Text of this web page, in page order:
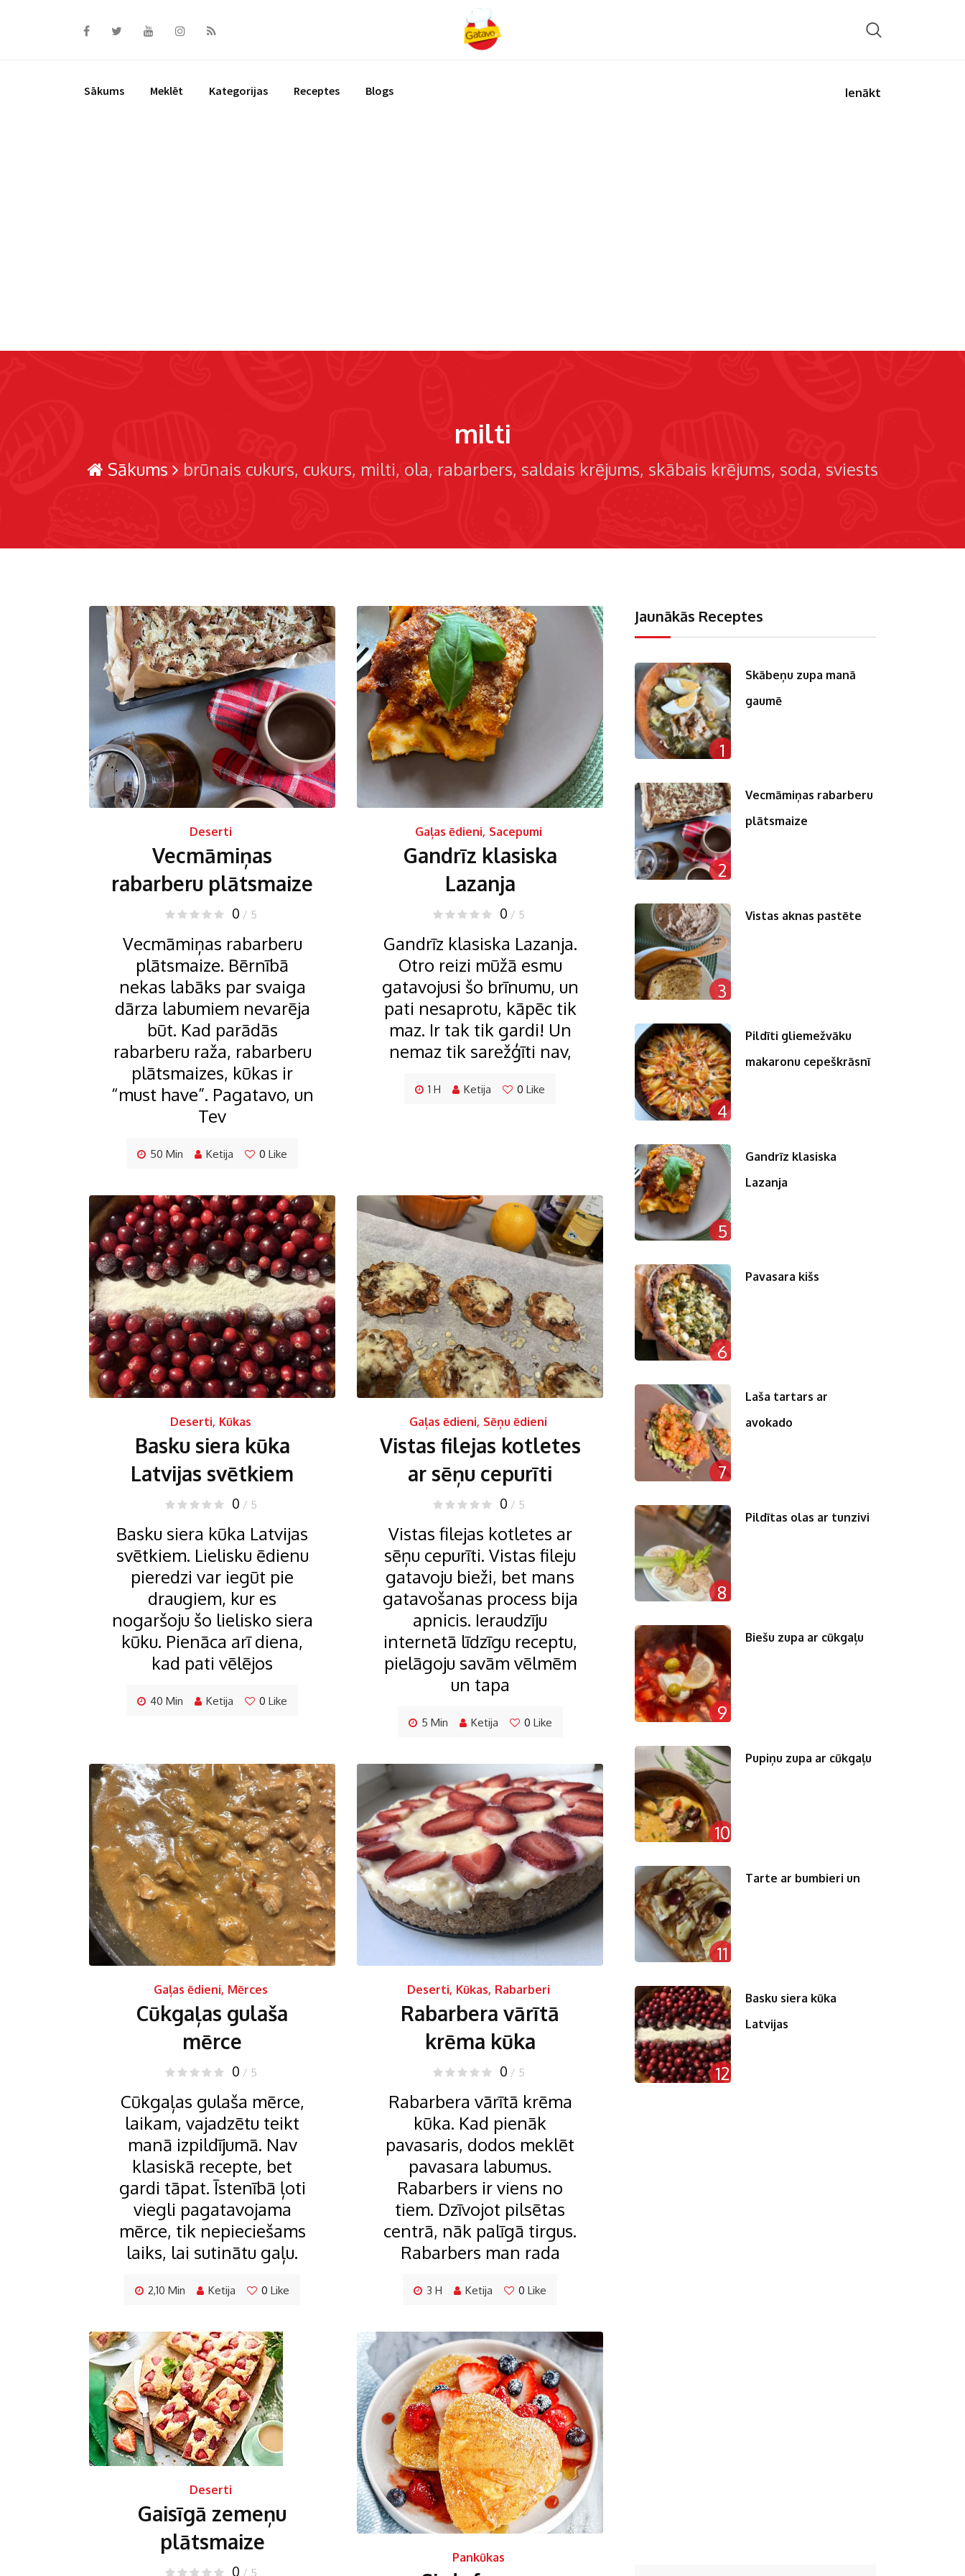
Sākums Meklēt Kategorijas Receptes Blogs Ienākt
milti
Sākums brūnais cukurs cukurs milti ola rabarbers saldais krējums skābais krējums soda sviests
Deserti
Vecmāmiņas
rabarberu plātsmaize
0 / 5
Vecmāmiņas rabarberu
plātsmaize. Bērnībā
nekas labāks par svaiga
dārza labumiem nevarēja
būt. Kad parādās
rabarberu raža, rabarberu
plātsmaizes, kūkas ir
“must have”. Pagatavo, un
Tev
50 Min Ketija 0 Like
Gaļas ēdieni, Sacepumi
Gandrīz klasiska
Lazanja
0 / 5
Gandrīz klasiska Lazanja.
Otro reizi mūžā esmu
gatavojusi šo brīnumu, un
pati nesaprotu, kāpēc tik
maz. Ir tak tik gardi! Un
nemaz tik sarežģīti nav,
1 H Ketija 0 Like
Deserti, Kūkas
Basku siera kūka
Latvijas svētkiem
0 / 5
Basku siera kūka Latvijas
svētkiem. Lielisku ēdienu
pieredzi var iegūt pie
draugiem, kur es
nogaršoju šo lielisko siera
kūku. Pienāca arī diena,
kad pati vēlējos
40 Min Ketija 0 Like
Gaļas ēdieni, Sēņu ēdieni
Vistas filejas kotletes
ar sēņu cepurīti
0 / 5
Vistas filejas kotletes ar
sēņu cepurīti. Vistas fileju
gatavoju bieži, bet mans
gatavošanas process bija
apnicis. Ieraudzīju
internetā līdzīgu receptu,
pielāgoju savām vēlmēm
un tapa
5 Min Ketija 0 Like
Gaļas ēdieni, Mērces
Cūkgaļas gulaša
mērce
0 / 5
Cūkgaļas gulaša mērce,
laikam, vajadzētu teikt
manā izpildījumā. Nav
klasiskā recepte, bet
gardi tāpat. Īstenībā ļoti
viegli pagatavojama
mērce, tik nepieciešams
laiks, lai sutinātu gaļu.
2,10 Min Ketija 0 Like
Deserti, Kūkas, Rabarberi
Rabarbera vārītā
krēma kūka
0 / 5
Rabarbera vārītā krēma
kūka. Kad pienāk
pavasaris, dodos meklēt
pavasara labumus.
Rabarbers ir viens no
tiem. Dzīvojot pilsētas
centrā, nāk palīgā tirgus.
Rabarbers man rada
3 H Ketija 0 Like
Deserti
Gaisīgā zemeņu
plātsmaize
0 / 5
Pankūkas
Jaunākās Receptes
1
Skābeņu zupa manā
gaumē
2
Vecmāmiņas rabarberu
plātsmaize
3
Vistas aknas pastēte
4
Pildīti gliemežvāku
makaronu cepeškrāsnī
5
Gandrīz klasiska
Lazanja
6
Pavasara kišs
7
Laša tartars ar
avokado
8
Pildītas olas ar tunzivi
9
Biešu zupa ar cūkgaļu
10
Pupiņu zupa ar cūkgaļu
11
Tarte ar bumbieri un
12
Basku siera kūka
Latvijas